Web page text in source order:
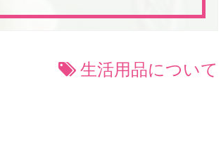
生活用品について